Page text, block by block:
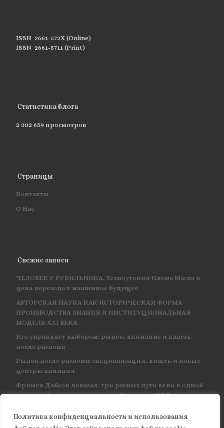
Политика конфиденциальности и использования
ISSN 2661-572X (Online)
ISSN 2661-5711 (Print)
Статистика блога
2 302 659 просмотров
Страницы
Контакты
О Нас
Свежие записи
ЧЕЛОВЕК У РУБИЛЬНИКА. Техноутопия Илона Маска и
цена перехода в машинное будущее
АВТОРСКАЯ НАУКА КАК ИСТОРИЧЕСКАЯ ФОРМА
ПРОИЗВОДСТВА ЗНАНИЯ И ИНСТИТУЦИОНАЛЬНАЯ
МОДЕЛЬ XXI ВЕКА
Кто управляет выбором: рынок, внимание и власть
после разлома
Рынок после разлома: специализация, власть и новые
центры влияния
Фримен Дайсон доказал: три разных пути вели к одной
и той же физике — и навсегда объединил КЭД